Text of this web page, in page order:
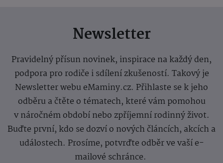
Newsletter
Pravidelný přísun novinek, inspirace na každý den,
podpora pro rodiče i sdílení zkušeností. Takový je
Newsletter webu eMaminy.cz. Přihlaste se k jeho
odběru a čtěte o tématech, které vám pomohou
v náročném období nebo zpříjemní rodinný život.
Buďte první, kdo se dozví o nových článcích, akcích a
událostech. Prosíme, potvrďte odběr ve vaší e-
mailové schránce.